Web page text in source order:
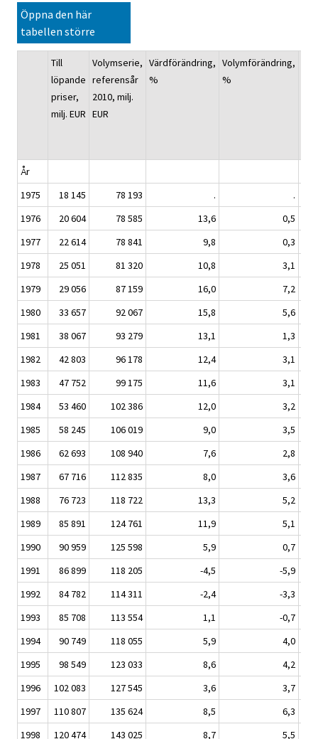
Öppna den här
tabellen större
Till
löpande
priser,
milj. EUR
Volymserie,
referensår
2010, milj.
EUR
Värdförändring,
%
Volymförändring,
%
År
1975
18 145 78 193 .
.
1976
20 604 78 585 13,6
0,5
1977
22 614 78 841 9,8
0,3
1978
25 051 81 320 10,8
3,1
1979
29 056 87 159 16,0
7,2
1980
33 657 92 067 15,8
5,6
1981
38 067 93 279 13,1
1,3
1982
42 803 96 178 12,4
3,1
1983
47 752 99 175 11,6
3,1
1984
53 460 102 386 12,0
3,2
1985
58 245 106 019 9,0
3,5
1986
62 693 108 940 7,6
2,8
1987
67 716 112 835 8,0
3,6
1988
76 723 118 722 13,3
5,2
1989
85 891 124 761 11,9
5,1
1990
90 959 125 598 5,9
0,7
1991
86 899 118 205 -4,5
-5,9
1992
84 782 114 311 -2,4
-3,3
1993
85 708 113 554 1,1
-0,7
1994
90 749 118 055 5,9
4,0
1995
98 549 123 033 8,6
4,2
1996
102 083 127 545 3,6
3,7
1997
110 807 135 624 8,5
6,3
1998
120 474 143 025 8,7 5,5